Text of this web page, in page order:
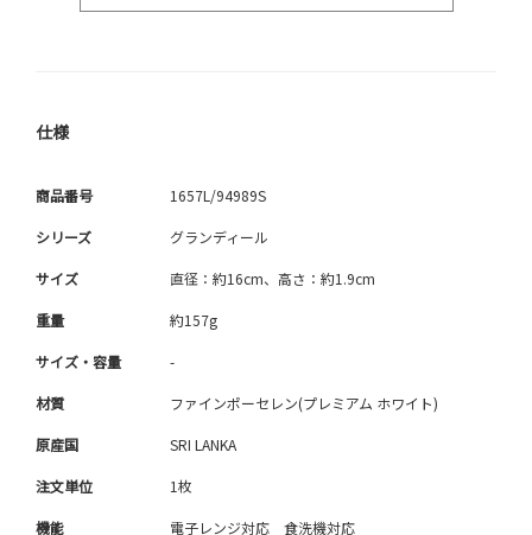
仕様
商品番号 1657L/94989S
シリーズ グランディール
サイズ 直径：約16cm、高さ：約1.9cm
重量 約157g
サイズ・容量 -
材質 ファインポーセレン(プレミアム ホワイト)
原産国 SRI LANKA
注文単位 1枚
機能 電子レンジ対応 食洗機対応